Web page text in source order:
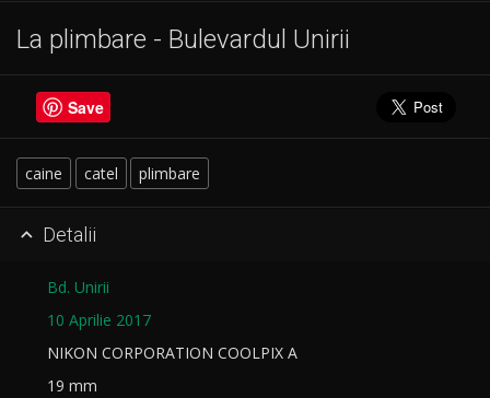
La plimbare - Bulevardul Unirii
Save
caine catel plimbare
 Detalii
Bd. Unirii
10 Aprilie 2017
NIKON CORPORATION COOLPIX A
19 mm